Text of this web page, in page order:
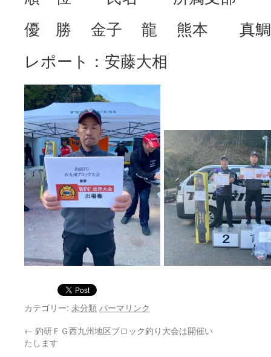
優 勝 金子 龍 熊本 真鯛
レポート：安藤大相
カテゴリー: 未分類 パーマリンク
← 釣研ＦＧ西九州地区ブロック釣り大会は開催い
たします